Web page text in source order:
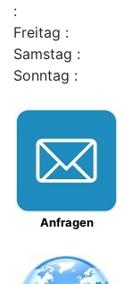
:
Freitag :
Samstag :
Sonntag :
Anfragen